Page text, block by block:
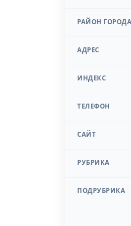
РАЙОН ГОРОДА
АДРЕС
ИНДЕКС
ТЕЛЕФОН
САЙТ
РУБРИКА
ПОДРУБРИКА